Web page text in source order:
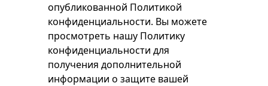
опубликованной Политикой
конфиденциальности. Вы можете
просмотреть нашу Политику
конфиденциальности для
получения дополнительной
информации о защите вашей